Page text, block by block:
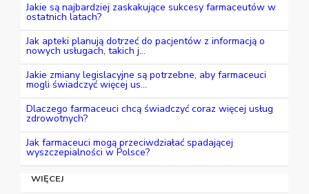
Jakie są najbardziej zaskakujące sukcesy farmaceutów w
ostatnich latach?
Jak apteki planują dotrzeć do pacjentów z informacją o
nowych usługach, takich j...
Jakie zmiany legislacyjne są potrzebne, aby farmaceuci
mogli świadczyć więcej us...
Dlaczego farmaceuci chcą świadczyć coraz więcej usług
zdrowotnych?
Jak farmaceuci mogą przeciwdziałać spadającej
wyszczepialności w Polsce?
WIĘCEJ